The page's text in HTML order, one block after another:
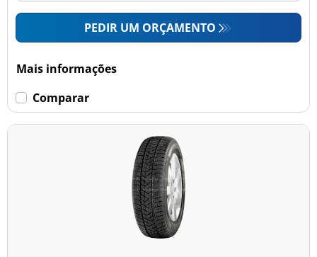
PEDIR UM ORÇAMENTO
Mais informações
Comparar